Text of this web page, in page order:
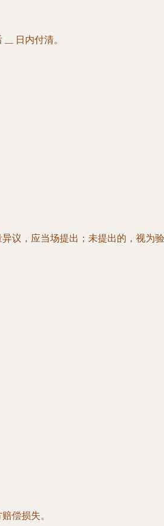
日内付清。
议，应当场提出；未提出的，视为验
偿损失。